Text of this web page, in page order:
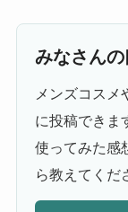
みなさん
メンズコスメ
に投稿できま
使ってみた感
ら教えてくだ